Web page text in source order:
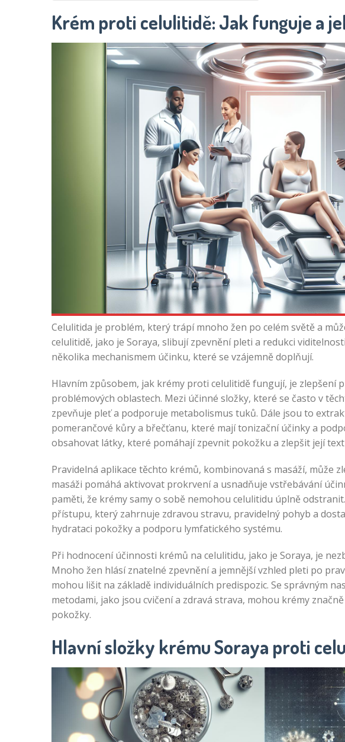
Krém proti celulitidě: Jak funguje a
Celulitida je problém, který trápí mnoho žen po celém světě a
celulitidě, jako je Soraya, slibují zpevnění pleti a redukci
několika mechanismem účinku, které se vzájemně doplňují.
Hlavním způsobem, jak krémy proti celulitidě fungují, je zlepšení
problémových oblastech. Mezi účinné složky, které se často v
zpevňuje pleť a podporuje metabolismus tuků. Dále jsou to
pomerančové kůry a břečťanu, které mají tonizační účinky a
obsahovat látky, které pomáhají zpevnit pokožku a zlepšit její
Pravidelná aplikace těchto krémů, kombinovaná s masáží, může
masáži pomáhá aktivovat prokrvení a usnadňuje vstřebávání
paměti, že krémy samy o sobě nemohou celulitidu úplně
přístupu, který zahrnuje zdravou stravu, pravidelný pohyb a
hydrataci pokožky a podporu lymfatického systému.
Při hodnocení účinnosti krémů na celulitidu, jako je Soraya, je
Mnoho žen hlásí znatelné zpevnění a jemnější vzhled pleti po
mohou lišit na základě individuálních predispozic. Se správným
metodami, jako jsou cvičení a zdravá strava, mohou krémy
pokožky.
Hlavní složky krému Soraya proti